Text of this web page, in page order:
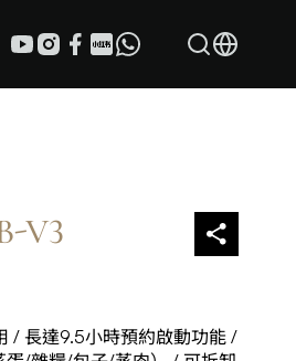
V3
/ 長達9.5小時預約啟動功能 /